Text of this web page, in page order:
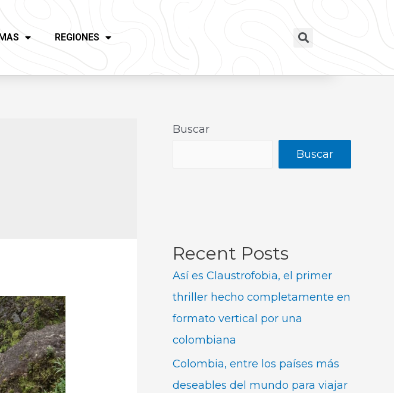
REGIONES
Buscar
Buscar
Recent Posts
Así es Claustrofobia, el primer
thriller hecho completamente en
formato vertical por una
colombiana
Colombia, entre los países más
deseables del mundo para viajar